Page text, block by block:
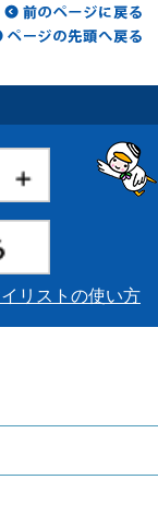
リストの使い方